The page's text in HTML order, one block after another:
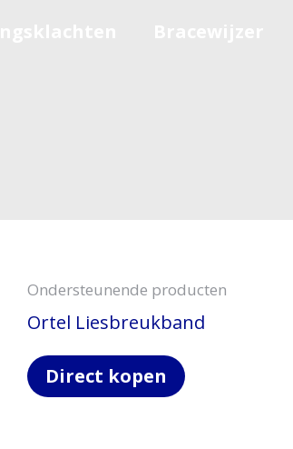
Ondersteunende producten
Ortel Liesbreukband
Direct kopen